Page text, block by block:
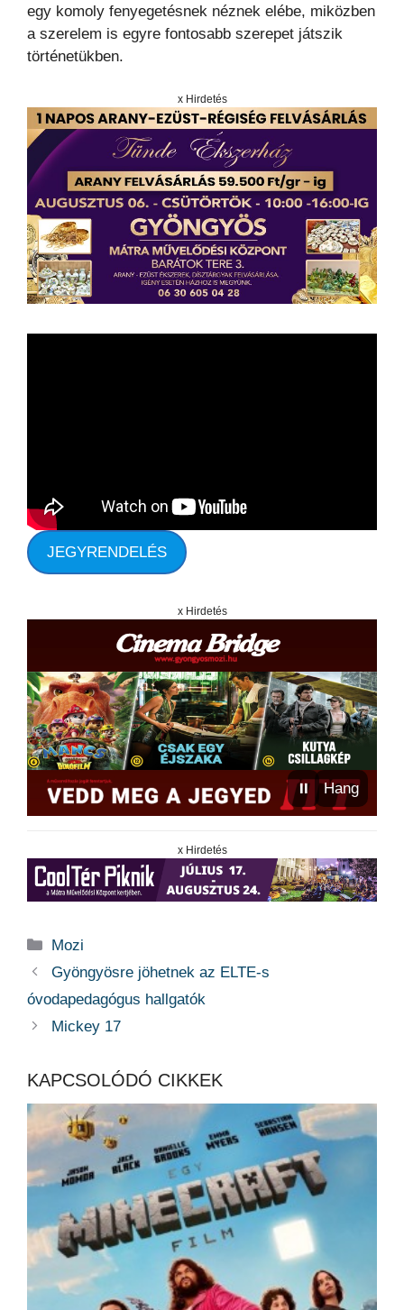
egy komoly fenyegetésnek néznek elébe, miközben
a szerelem is egyre fontosabb szerepet játszik
történetükben.
x Hirdetés
JEGYRENDELÉS
x Hirdetés
⏸ Hang
x Hirdetés
Kategória
Mozi
Gyöngyösre jöhetnek az ELTE-s
óvodapedagógus hallgatók
Mickey 17
KAPCSOLÓDÓ CIKKEK